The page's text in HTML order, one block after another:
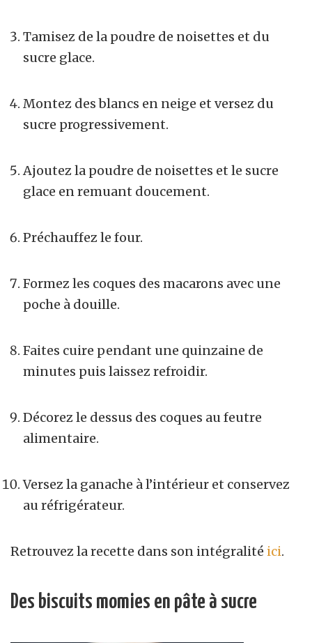
Tamisez de la poudre de noisettes et du
sucre glace.
Montez des blancs en neige et versez du
sucre progressivement.
Ajoutez la poudre de noisettes et le sucre
glace en remuant doucement.
Préchauffez le four.
Formez les coques des macarons avec une
poche à douille.
Faites cuire pendant une quinzaine de
minutes puis laissez refroidir.
Décorez le dessus des coques au feutre
alimentaire.
Versez la ganache à l’intérieur et conservez
au réfrigérateur.
Retrouvez la recette dans son intégralité ici.
Des biscuits momies en pâte à sucre